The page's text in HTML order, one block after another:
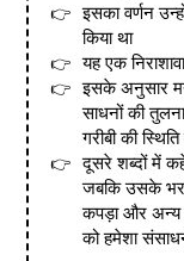
इसका वर्णन
किया था
यह एक
इसके अनुसार
साधनों की
गरीबी की
दूसरे शब्दों में
जबकि उसके
कपड़ा और अन्य
को हमेशा